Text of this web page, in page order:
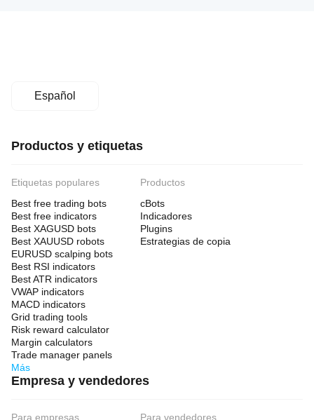
Español
Productos y etiquetas
Etiquetas populares
Best free trading bots
Best free indicators
Best XAGUSD bots
Best XAUUSD robots
EURUSD scalping bots
Best RSI indicators
Best ATR indicators
VWAP indicators
MACD indicators
Grid trading tools
Risk reward calculator
Margin calculators
Trade manager panels
Más
Productos
cBots
Indicadores
Plugins
Estrategias de copia
Empresa y vendedores
Para empresas
Para vendedores